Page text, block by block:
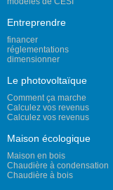
Entreprendre
financer
réglementations
dimensionner
Le photovoltaïque
Comment ça marche
Calculez vos revenus
Calculez vos revenus
Maison écologique
Maison en bois
Chaudière à condensation
Chaudière à bois